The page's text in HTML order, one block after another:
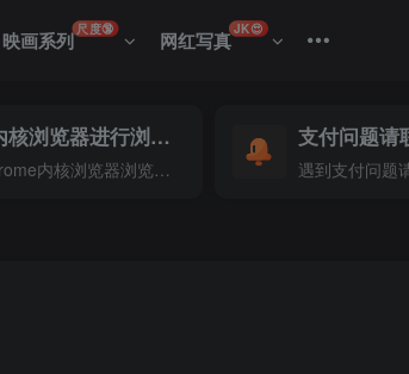
映画系列尺度🔞 网红写真JK😍
推荐使用标准的Chrome内核浏览器进行浏览本站
请使用edge、谷歌、苹果等Chrome内核浏览器浏览本站
支付问题请
遇到支付问题